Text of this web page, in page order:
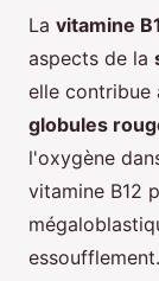
La vitamine
aspects de la
elle contribue
globules
l'oxygène
vitamine B12
essoufflement.